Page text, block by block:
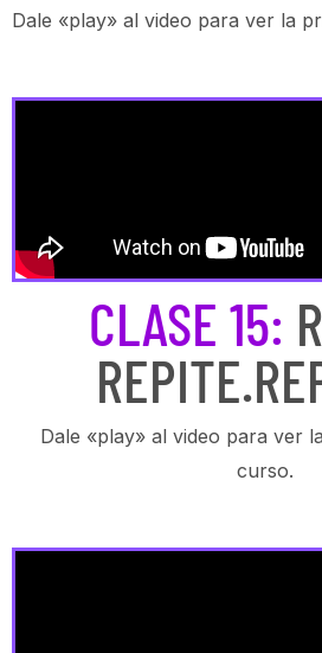
Dale «play» al video para ver la
CLASE 15:
Dale «play» al video para ver
curso.